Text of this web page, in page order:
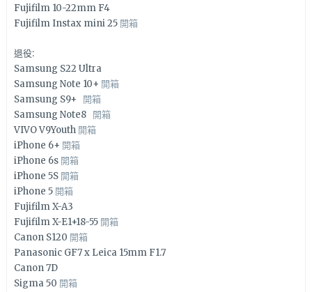
Fujifilm 10-22mm F4
Fujifilm Instax mini 25 開箱
退役:
Samsung S22 Ultra
Samsung Note 10+ 開箱
Samsung S9+ 開箱
Samsung Note8 開箱
VIVO V9Youth 開箱
iPhone 6+ 開箱
iPhone 6s 開箱
iPhone 5S 開箱
iPhone 5 開箱
Fujifilm X-A3
Fujifilm X-E1+18-55 開箱
Canon S120 開箱
Panasonic GF7 x Leica 15mm F1.7
Canon 7D
Sigma 50 開箱